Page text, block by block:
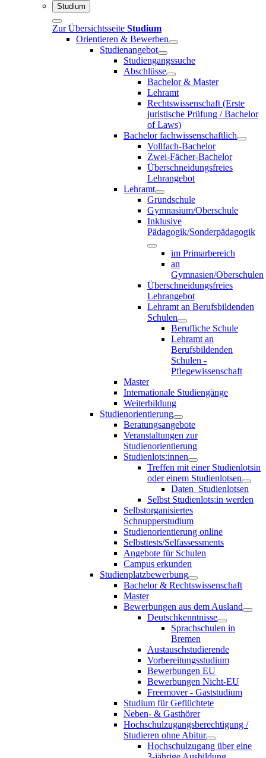
Studium
Zur Übersichtsseite Studium
Orientieren & Bewerben
Studienangebot
Studiengangssuche
Abschlüsse
Bachelor & Master
Lehramt
Rechtswissenschaft (Erste
juristische Prüfung / Bachelor
of Laws)
Bachelor fachwissenschaftlich
Vollfach-Bachelor
Zwei-Fächer-Bachelor
Überschneidungsfreies
Lehrangebot
Lehramt
Grundschule
Gymnasium/Oberschule
Inklusive
Pädagogik/Sonderpädagogik
im Primarbereich
an
Gymnasien/Oberschulen
Überschneidungsfreies
Lehrangebot
Lehramt an Berufsbildenden
Schulen
Berufliche Schule
Lehramt an
Berufsbildenden
Schulen -
Pflegewissenschaft
Master
Internationale Studiengänge
Weiterbildung
Studienorientierung
Beratungsangebote
Veranstaltungen zur
Studienorientierung
Studienlots:innen
Treffen mit einer Studienlotsin
oder einem Studienlotsen
Daten_Studienlotsen
Selbst Studienlots:in werden
Selbstorganisiertes
Schnupperstudium
Studienorientierung online
Selbsttests/Selfassessments
Angebote für Schulen
Campus erkunden
Studienplatzbewerbung
Bachelor & Rechtswissenschaft
Master
Bewerbungen aus dem Ausland
Deutschkenntnisse
Sprachschulen in
Bremen
Austauschstudierende
Vorbereitungsstudium
Bewerbungen EU
Bewerbungen Nicht-EU
Freemover - Gaststudium
Studium für Geflüchtete
Neben- & Gasthörer
Hochschulzugangsberechtigung /
Studieren ohne Abitur
Hochschulzugang über eine